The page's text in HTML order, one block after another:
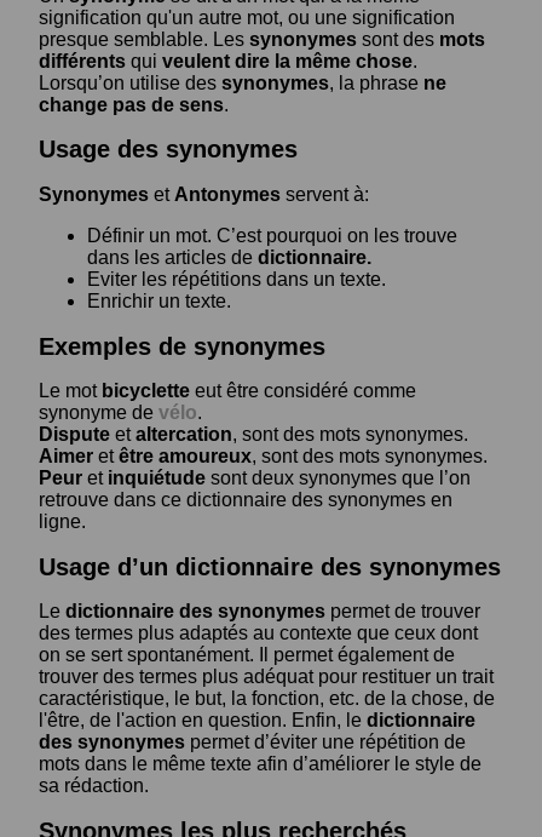
signification qu'un autre mot, ou une signification
presque semblable. Les synonymes sont des mots
différents qui veulent dire la même chose.
Lorsqu’on utilise des synonymes, la phrase ne
change pas de sens.
Usage des synonymes
Synonymes et Antonymes servent à:
Définir un mot. C’est pourquoi on les trouve
dans les articles de dictionnaire.
Eviter les répétitions dans un texte.
Enrichir un texte.
Exemples de synonymes
Le mot bicyclette eut être considéré comme
synonyme de vélo.
Dispute etaltercation, sont des mots synonymes.
Aimer etêtre amoureux, sont des mots synonymes.
Peur et inquiétude sont deux synonymes que l’on
retrouve dans ce dictionnaire des synonymes en
ligne.
Usage d’un dictionnaire des synonymes
Le dictionnaire des synonymes permet de trouver
des termes plus adaptés au contexte que ceux dont
on se sert spontanément. Il permet également de
trouver des termes plus adéquat pour restituer un trait
caractéristique, le but, la fonction, etc. de la chose, de
l'être, de l'action en question. Enfin, le dictionnaire
des synonymes permet d’éviter une répétition de
mots dans le même texte afin d’améliorer le style de
sa rédaction.
Synonymes les plus recherchés